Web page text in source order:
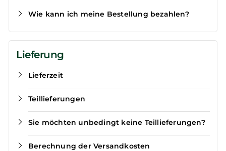
Wie kann ich meine Bestellung bezahlen?
Lieferung
Lieferzeit
Teillieferungen
Sie möchten unbedingt keine Teillieferungen?
Berechnung der Versandkosten